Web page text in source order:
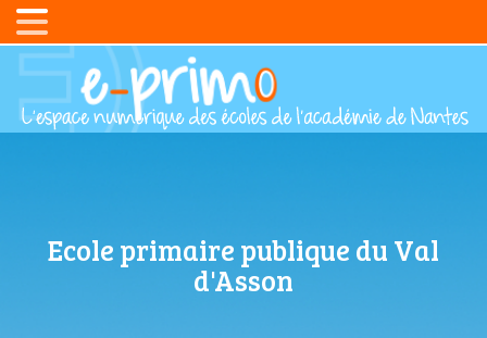
Ecole primaire publique du Val
d'Asson